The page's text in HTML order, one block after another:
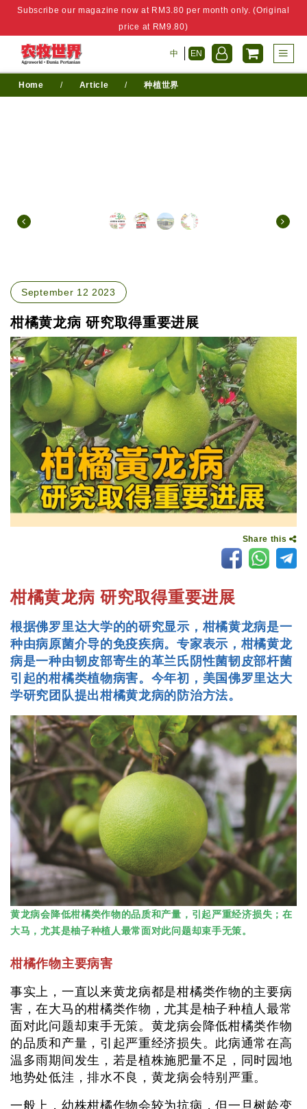
Subscribe our magazine now at RM3.80 per month only. (Original
price at RM9.80)
中 EN
Home / Article / 种植世界
September 12 2023
柑橘黄龙病 研究取得重要进展
Share this
柑橘黄龙病 研究取得重要进展
根据佛罗里达大学的的研究显示，柑橘黄龙病是一
种由病原菌介导的免疫疾病。专家表示，柑橘黄龙
病是一种由韧皮部寄生的革兰氏阴性菌韧皮部杆菌
引起的柑橘类植物病害。今年初，美国佛罗里达大
学研究团队提出柑橘黄龙病的防治方法。
黄龙病会降低柑橘类作物的品质和产量，引起严重经济损失；在
大马，尤其是柚子种植人最常面对此问题却束手无策。
柑橘作物主要病害
事实上，一直以来黄龙病都是柑橘类作物的主要病
害，在大马的柑橘类作物，尤其是柚子种植人最常
面对此问题却束手无策。黄龙病会降低柑橘类作物
的品质和产量，引起严重经济损失。此病通常在高
温多雨期间发生，若是植株施肥量不足，同时园地
地势处低洼，排水不良，黄龙病会特别严重。
一般上，幼株柑橘作物会较为抗病，但一旦树龄变